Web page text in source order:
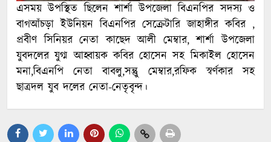
এসময় উপস্থিত ছিলেন শার্শা উপজেলা বিএনপির সদস্য ও
বাগআঁচড়া ইউনিয়ন বিএনপির সেক্রেটারি জাহাঙ্গীর কবির ,
প্রবীণ সিনিয়র নেতা কাছেদ আলী মেম্বার, শার্শা উপজেলা
যুবদলের যুগ্ম আহ্বায়ক কবির হোসেন সহ মিকাইল হোসেন
মনা,বিএনপি নেতা বাবলু,সন্তুু মেম্বার,রফিক স্বর্ণকার সহ
ছাত্রদল যুব দলের নেতা-নেতৃবৃন্দ।